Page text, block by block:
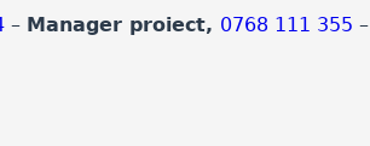
– Manager proiect, 0768 111 355 –